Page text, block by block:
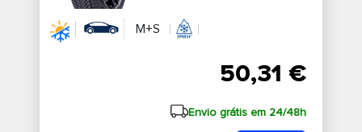
M+S
50,31 €
Envio grátis em 24/48h